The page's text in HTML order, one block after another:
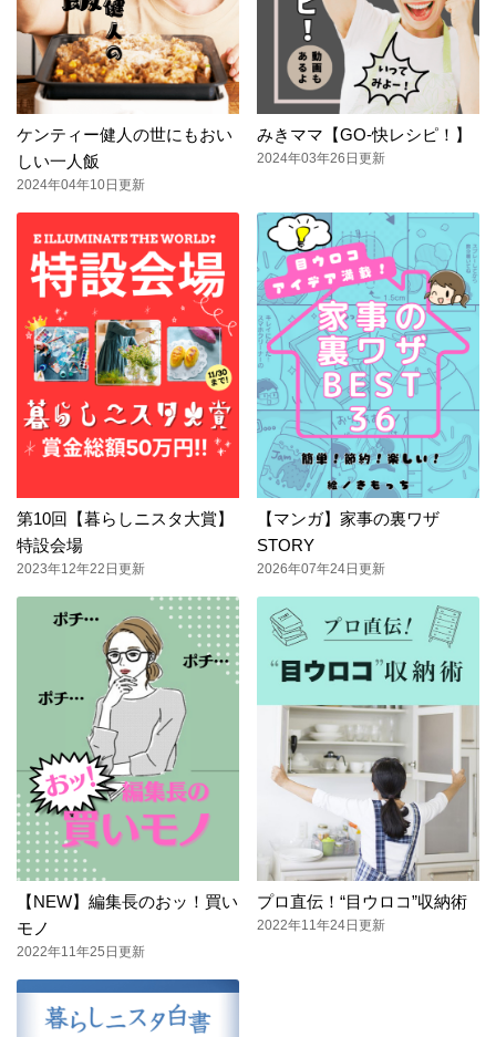
ケンティー健人の世にもおい
しい一人飯
2024年04年10日更新
みきママ【GO-快レシピ！】
2024年03年26日更新
第10回【暮らしニスタ大賞】
特設会場
2023年12年22日更新
【マンガ】家事の裏ワザ
STORY
2026年07年24日更新
【NEW】編集長のおッ！買い
モノ
2022年11年25日更新
プロ直伝！“目ウロコ”収納術
2022年11年24日更新